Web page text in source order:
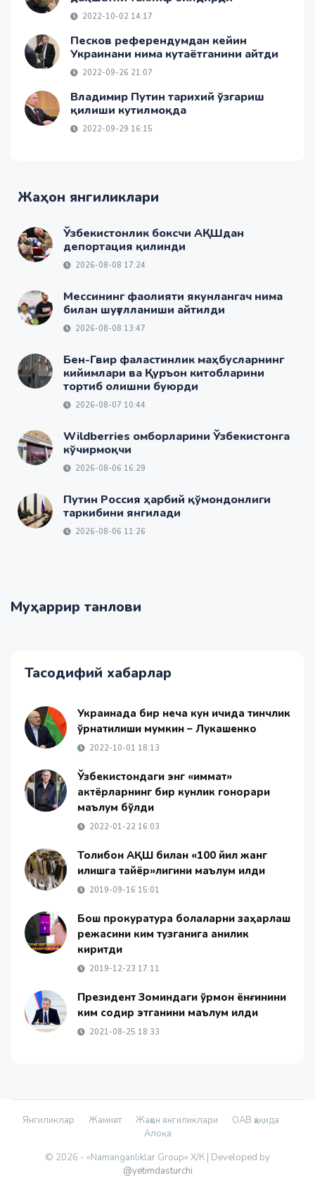
2022-10-02 14:17
Песков референдумдан кейин
Украинани нима кутаётганини айтди
2022-09-26 21:07
Владимир Путин тарихий ўзгариш
қилиши кутилмоқда
2022-09-29 16:15
Жаҳон янгиликлари
Ўзбекистонлик боксчи АҚШдан
депортация қилинди
2026-08-08 17:24
Мессининг фаолияти якунлангач нима
билан шуғулланиши айтилди
2026-08-08 13:47
Бен-Гвир фаластинлик маҳбусларнинг
кийимлари ва Қуръон китобларини
тортиб олишни буюрди
2026-08-07 10:44
Wildberries омборларини Ўзбекистонга
кўчирмоқчи
2026-08-06 16:29
Путин Россия ҳарбий қўмондонлиги
таркибини янгилади
2026-08-06 11:26
Муҳаррир танлови
Тасодифий хабарлар
Украинада бир неча кун ичида тинчлик
ўрнатилиши мумкин – Лукашенко
2022-10-01 18:13
Ўзбекистондаги энг «қиммат»
актёрларнинг бир кунлик гонорари
маълум бўлди
2022-01-22 16:03
Толибон АҚШ билан «100 йил жанг
қилишга тайёр»лигини маълум қилди
2019-09-16 15:01
Бош прокуратура болаларни заҳарлаш
режасини ким тузганига аниқлик
киритди
2019-12-23 17:11
Президент Зоминдаги ўрмон ёнғинини
ким содир этганини маълум қилди
2021-08-25 18:33
Янгиликлар Жамият Жаҳон янгиликлари
ОАВ ҳақида
Алоқа
© 2026 - «Namanganliklar Group» Х/К | Developed by
@yetimdasturchi